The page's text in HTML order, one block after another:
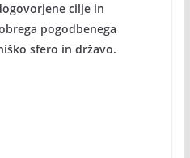
cilje in
pogodbenega
sfero in državo.